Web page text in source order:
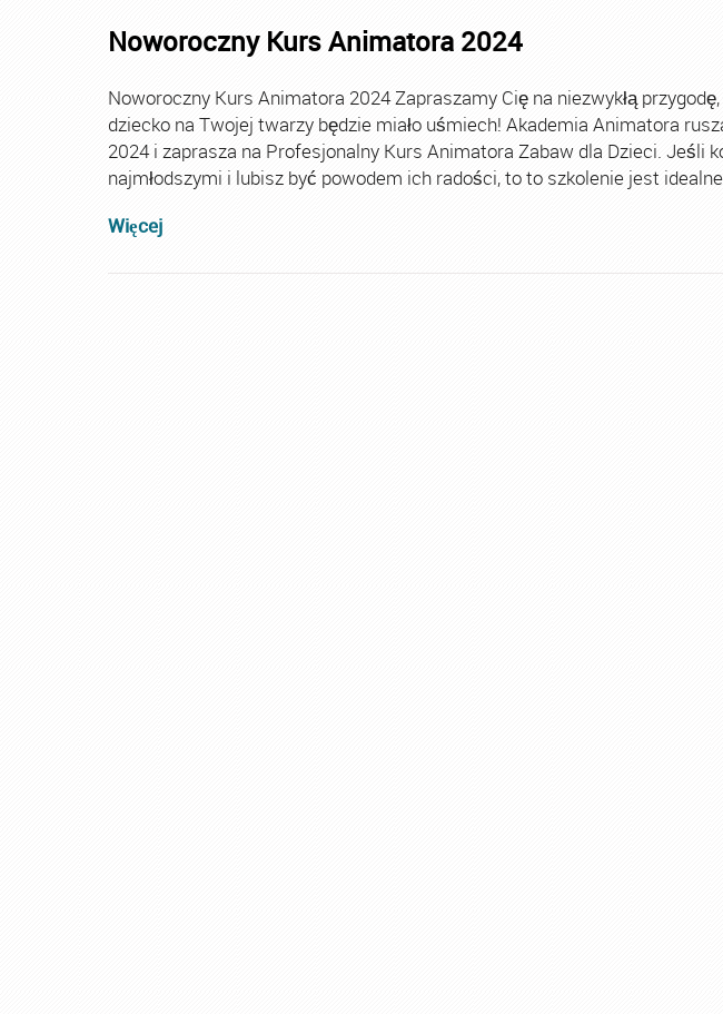
Noworoczny Kurs Animatora 2024
Noworoczny Kurs Animatora 2024 Zapraszamy Cię na niezwykłą
dziecko na Twojej twarzy będzie miało uśmiech! Akademia Animatora
2024 i zaprasza na Profesjonalny Kurs Animatora Zabaw dla Dzieci. Jeśli
najmłodszymi i lubisz być powodem ich radości, to to szkolenie jest
Więcej